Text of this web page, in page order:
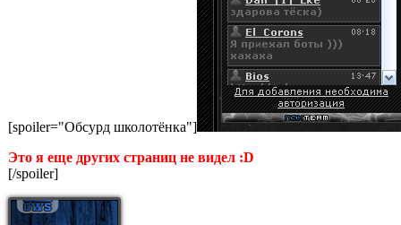
[spoiler="Обсурд школотёнка"]
Это я еще других страниц не видел :D
[/spoiler]